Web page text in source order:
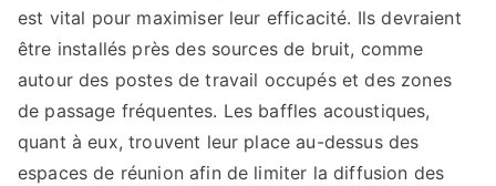
est vital pour maximiser leur efficacité. Ils devraient
être installés près des sources de bruit, comme
autour des postes de travail occupés et des zones
de passage fréquentes. Les baffles acoustiques,
quant à eux, trouvent leur place au-dessus des
espaces de réunion afin de limiter la diffusion des